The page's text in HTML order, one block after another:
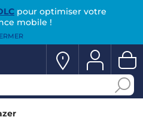
pour optimiser votre
mobile !